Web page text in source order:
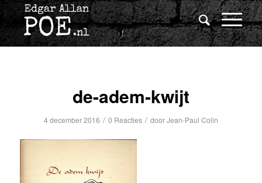
de-adem-kwijt
4 december 2016 / 0 Reacties / doorJean-Paul Colin